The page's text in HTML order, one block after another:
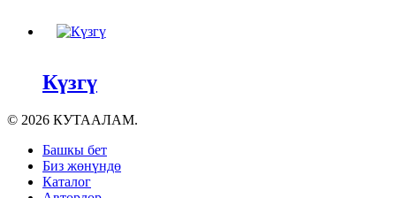
Күзгү
© 2026 КУТААЛАМ.
Close
Menu
Башкы бет
Биз жөнүндө
Каталог